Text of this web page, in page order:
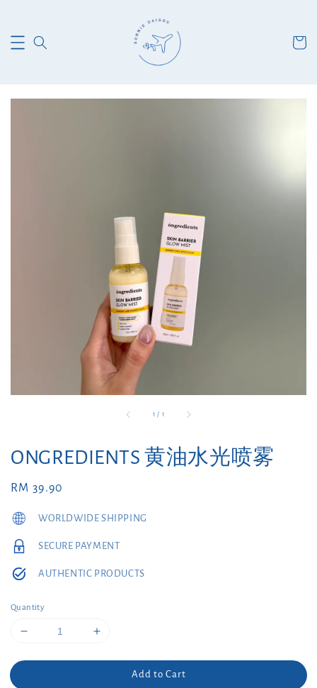
1 / 1
ONGREDIENTS 黄油水光喷雾
Regular
RM 39.90
WORLDWIDE SHIPPING
SECURE PAYMENT
AUTHENTIC PRODUCTS
Quantity
Add to Cart